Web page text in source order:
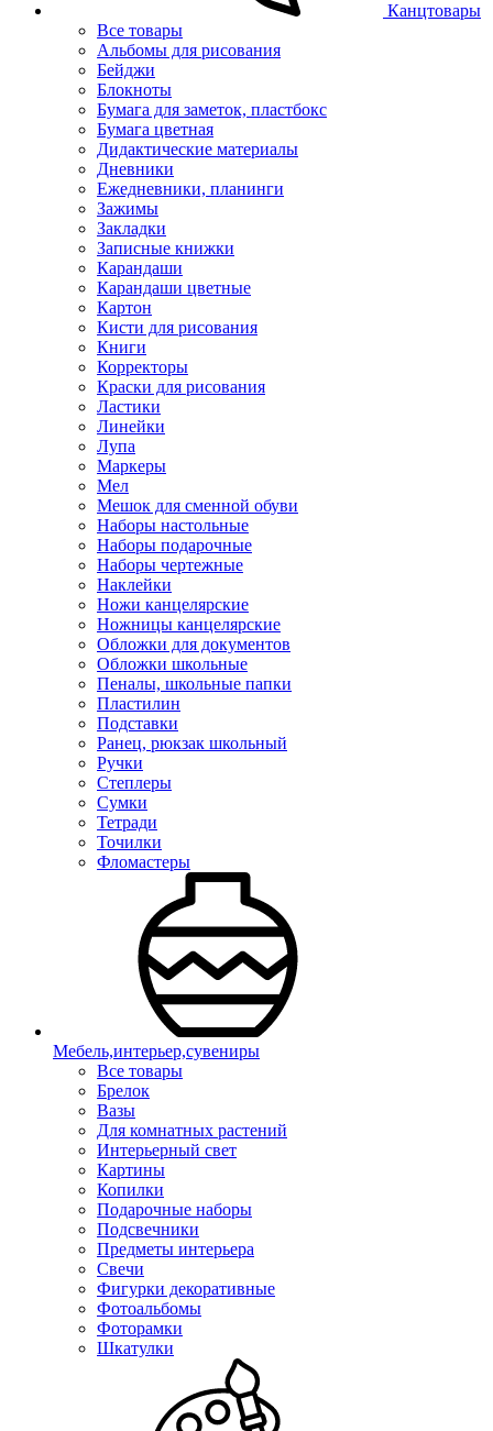
Канцтовары
Все товары
Альбомы для рисования
Бейджи
Блокноты
Бумага для заметок, пластбокс
Бумага цветная
Дидактические материалы
Дневники
Ежедневники, планинги
Зажимы
Закладки
Записные книжки
Карандаши
Карандаши цветные
Картон
Кисти для рисования
Книги
Корректоры
Краски для рисования
Ластики
Линейки
Лупа
Маркеры
Мел
Мешок для сменной обуви
Наборы настольные
Наборы подарочные
Наборы чертежные
Наклейки
Ножи канцелярские
Ножницы канцелярские
Обложки для документов
Обложки школьные
Пеналы, школьные папки
Пластилин
Подставки
Ранец, рюкзак школьный
Ручки
Степлеры
Сумки
Тетради
Точилки
Фломастеры
Мебель,интерьер,сувениры
Все товары
Брелок
Вазы
Для комнатных растений
Интерьерный свет
Картины
Копилки
Подарочные наборы
Подсвечники
Предметы интерьера
Свечи
Фигурки декоративные
Фотоальбомы
Фоторамки
Шкатулки